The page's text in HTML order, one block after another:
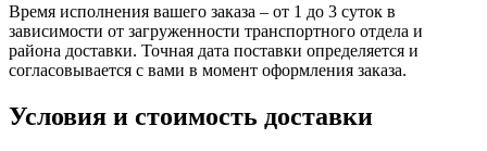
Время исполнения вашего заказа – от 1 до 3 суток в
зависимости от загруженности транспортного отдела и
района доставки. Точная дата поставки определяется и
согласовывается с вами в момент оформления заказа.
Условия и стоимость доставки